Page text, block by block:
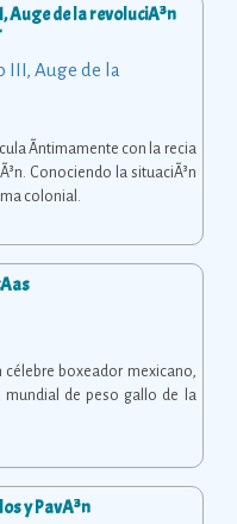
Auge de la revoluciÃ³n
Ã­ntimamente con la recia
Conociendo la situaciÃ³n
colonial.
célebre boxeador mexicano,
mundial de peso gallo de la
y PavÃ³n